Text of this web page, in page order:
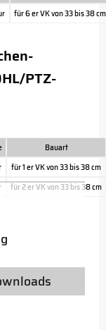
für 6 er VK von 33 bis 38 cm
PTZ-
Bauart
für 1 er VK von 33 bis 38 cm
für 2 er VK von 33 bis 38 cm